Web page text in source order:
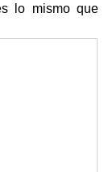
lo mismo que